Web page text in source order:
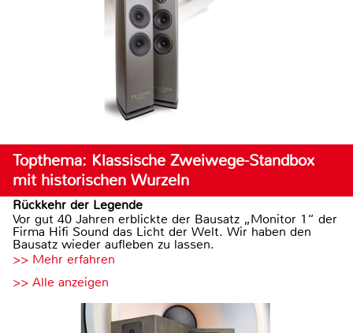
Topthema: Klassische Zweiwege-Standbox
mit historischen Wurzeln
Rückkehr der Legende
Vor gut 40 Jahren erblickte der Bausatz „Monitor 1“ der
Firma Hifi Sound das Licht der Welt. Wir haben den
Bausatz wieder aufleben zu lassen.
>> Mehr erfahren
>> Alle anzeigen